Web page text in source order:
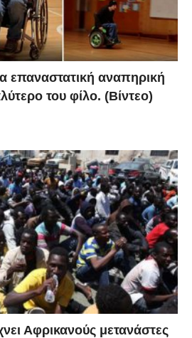
επαναστατική αναπηρική
του φίλο. (Βίντεο)
Αφρικανούς μετανάστες